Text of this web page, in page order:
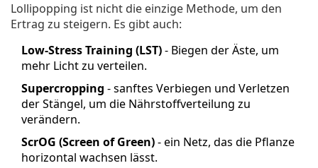
Lollipopping ist nicht die einzige Methode, um den
Ertrag zu steigern. Es gibt auch:
Low-Stress Training (LST)- Biegen der Äste, um
mehr Licht zu verteilen.
Supercropping - sanftes Verbiegen und Verletzen
der Stängel, um die Nährstoffverteilung zu
verändern.
ScrOG (Screen of Green)- ein Netz, das die Pflanze
horizontal wachsen lässt.